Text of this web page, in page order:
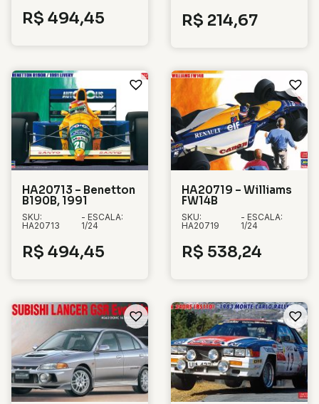
R$ 494,45 R$ 214,67
HA20713 – Benetton
B190B, 1991
SKU:
HA20713
- ESCALA:
1/24
R$ 494,45
HA20719 – Williams
FW14B
SKU:
HA20719
- ESCALA:
1/24
R$ 538,24